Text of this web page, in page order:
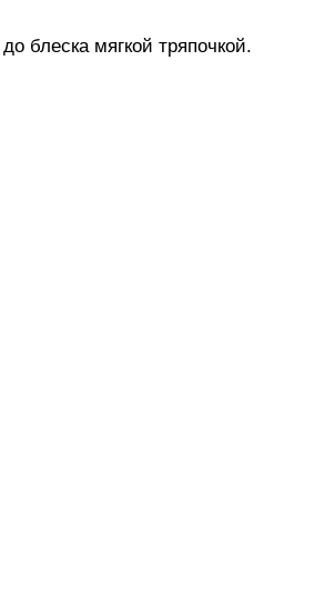
блеска мягкой тряпочкой.